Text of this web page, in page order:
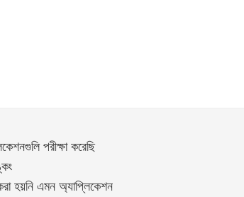
পরীক্ষা করেছি
করা হয়নি এমন অ্যাপ্লিকেশন